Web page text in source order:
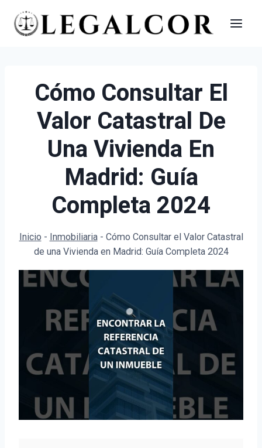
Saltar
Cómo Consultar El
Valor Catastral De
Una Vivienda En
Madrid: Guía
Completa 2024
Inicio - Inmobiliaria- Cómo Consultar el Valor Catastral
de una Vivienda en Madrid: Guía Completa 2024